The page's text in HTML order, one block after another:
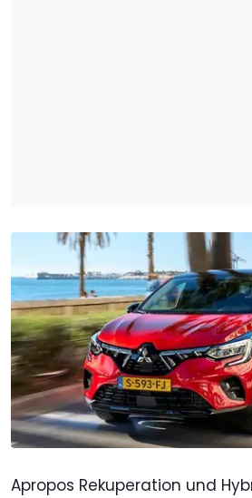
Apropos Rekuperation und